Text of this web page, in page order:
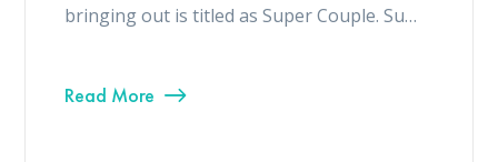
bringing out is titled as Super Couple. Su…
Read More